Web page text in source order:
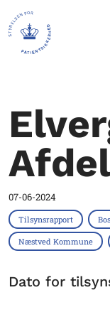
07-06-2024
Tilsynsrapport
Næstved Kommune
Dato for